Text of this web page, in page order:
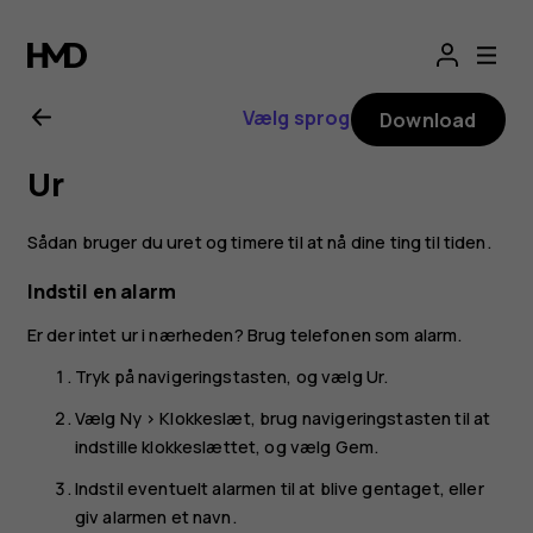
Brugervejledning
til
Nokia
6300
4G
Vælg sprog Download
Ur
Sådan bruger du uret og timere til at nå dine ting til tiden.
Indstil en alarm
Er der intet ur i nærheden? Brug telefonen som alarm.
Tryk på navigeringstasten, og vælg Ur.
Vælg Ny>Klokkeslæt, brug navigeringstasten til at
indstille klokkeslættet, og vælg Gem.
Indstil eventuelt alarmen til at blive gentaget, eller
giv alarmen et navn.